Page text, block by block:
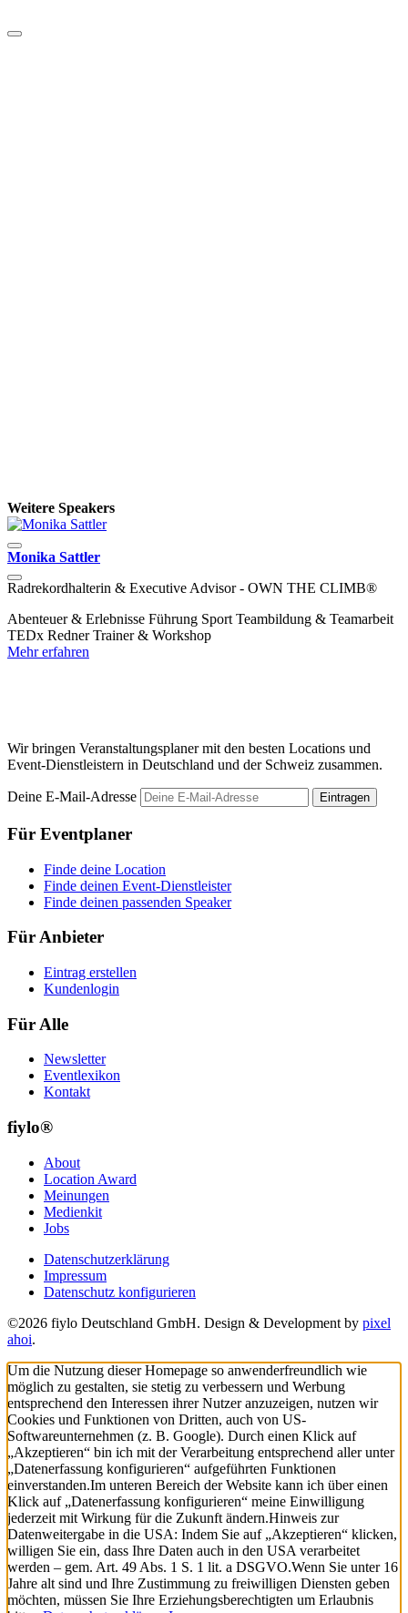
Weitere Speakers
Monika Sattler
Radrekordhalterin & Executive Advisor - OWN THE CLIMB®
Abenteuer & Erlebnisse Führung Sport Teambildung & Teamarbeit
TEDx Redner Trainer & Workshop
Mehr erfahren
Wir bringen Veranstaltungsplaner mit den besten Locations und
Event-Dienstleistern in Deutschland und der Schweiz zusammen.
Deine E-Mail-Adresse Eintragen
Für Eventplaner
Finde deine Location
Finde deinen Event-Dienstleister
Finde deinen passenden Speaker
Für Anbieter
Eintrag erstellen
Kundenlogin
Für Alle
Newsletter
Eventlexikon
Kontakt
fiylo®
About
Location Award
Meinungen
Medienkit
Jobs
Datenschutzerklärung
Impressum
Datenschutz konfigurieren
©2026 fiylo Deutschland GmbH. Design & Development by pixel
ahoi.
Um die Nutzung dieser Homepage so anwenderfreundlich wie
möglich zu gestalten, sie stetig zu verbessern und Werbung
entsprechend den Interessen ihrer Nutzer anzuzeigen, nutzen wir
Cookies und Funktionen von Dritten, auch von US-
Softwareunternehmen (z. B. Google). Durch einen Klick auf
„Akzeptieren“ bin ich mit der Verarbeitung entsprechend aller unter
„Datenerfassung konfigurieren“ aufgeführten Funktionen
einverstanden.Im unteren Bereich der Website kann ich über einen
Klick auf „Datenerfassung konfigurieren“ meine Einwilligung
jederzeit mit Wirkung für die Zukunft ändern.Hinweis zur
Datenweitergabe in die USA: Indem Sie auf „Akzeptieren“ klicken,
willigen Sie ein, dass Ihre Daten auch in den USA verarbeitet
werden – gem. Art. 49 Abs. 1 S. 1 lit. a DSGVO.Wenn Sie unter 16
Jahre alt sind und Ihre Zustimmung zu freiwilligen Diensten geben
möchten, müssen Sie Ihre Erziehungsberechtigten um Erlaubnis